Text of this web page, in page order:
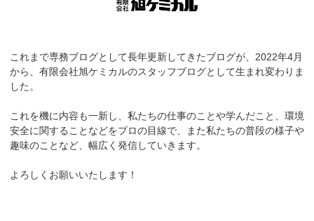
これまで専務ブログとして長年更新してきたブログが、2022年4月
から、有限会社旭ケミカルのスタッフブログとして生まれ変わりま
した。
これを機に内容も一新し、私たちの仕事のことや学んだこと、環境
安全に関することなどをプロの目線で、また私たちの普段の様子や
趣味のことなど、幅広く発信していきます。
よろしくお願いいたします！